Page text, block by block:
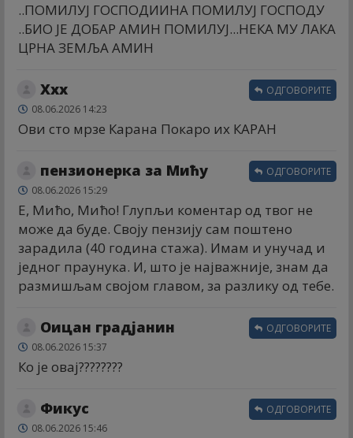
..ПОМИЛУЈ ГОСПОДИИНА ПОМИЛУЈ ГОСПОДУ
..БИО ЈЕ ДОБАР АМИН ПОМИЛУЈ...НЕКА МУ ЛАКА
ЦРНА ЗЕМЉА АМИН
Xxx
08.06.2026 14:23
Ови сто мрзе Карана Покаро их КАРАН
ОДГОВОРИТЕ
пензионерка за Мићу
08.06.2026 15:29
Е, Мићо, Мићо! Глупљи коментар од твог не
може да буде. Своју пензију сам поштено
зарадила (40 година стажа). Имам и унучад и
једног праунука. И, што је најважније, знам да
размишљам својом главом, за разлику од тебе.
ОДГОВОРИТЕ
Оицан градјанин
08.06.2026 15:37
Ко је овај????????
ОДГОВОРИТЕ
Фикус
08.06.2026 15:46
ОДГОВОРИТЕ